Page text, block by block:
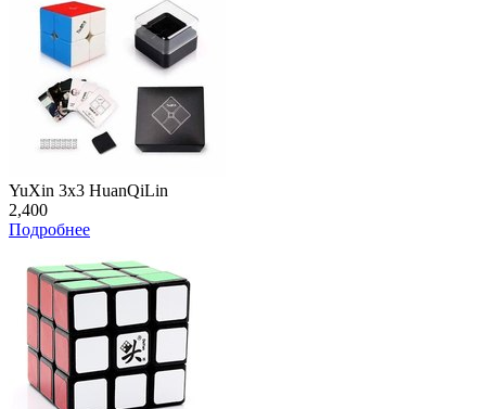
YuXin 3x3 HuanQiLin
2,400
Подробнее